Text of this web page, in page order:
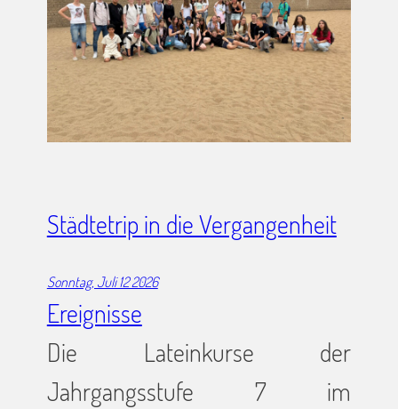
Städtetrip in die Vergangenheit
Sonntag, Juli 12 2026
Ereignisse
Die Lateinkurse der
Jahrgangsstufe 7 im